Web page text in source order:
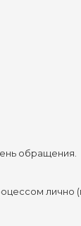
обращения.
лично